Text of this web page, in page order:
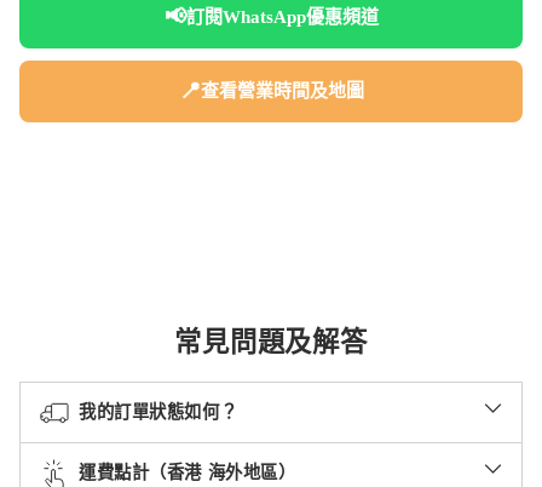
📢訂閱WhatsApp優惠頻道
📍查看營業時間及地圖
常見問題及解答
我的訂單狀態如何？
運費點計（香港 海外地區）